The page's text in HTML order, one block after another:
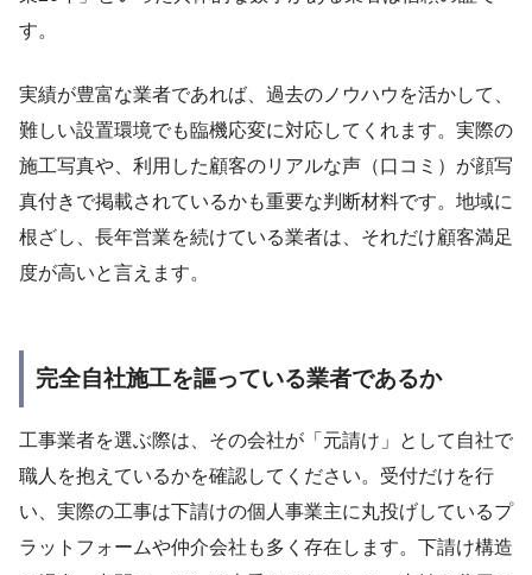
す。
実績が豊富な業者であれば、過去のノウハウを活かして、
難しい設置環境でも臨機応変に対応してくれます。実際の
施工写真や、利用した顧客のリアルな声（口コミ）が顔写
真付きで掲載されているかも重要な判断材料です。地域に
根ざし、長年営業を続けている業者は、それだけ顧客満足
度が高いと言えます。
完全自社施工を謳っている業者であるか
工事業者を選ぶ際は、その会社が「元請け」として自社で
職人を抱えているかを確認してください。受付だけを行
い、実際の工事は下請けの個人事業主に丸投げしているプ
ラットフォームや仲介会社も多く存在します。下請け構造